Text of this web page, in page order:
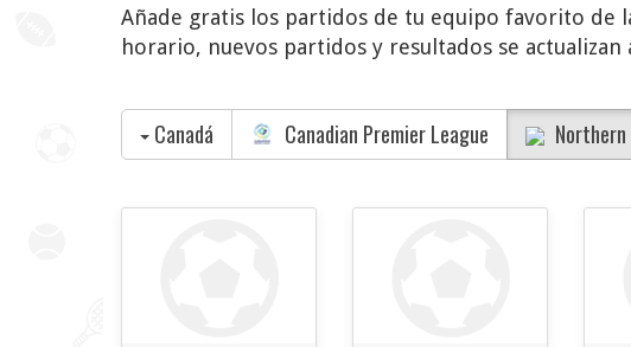
Añade gratis los partidos de tu equipo favorito de
horario, nuevos partidos y resultados se
Canadá Canadian Premier League Northern